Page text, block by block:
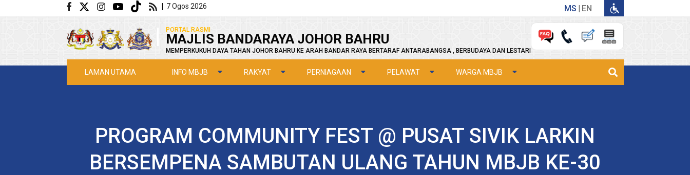
Langkau ke kandungan utama | 7 Ogos 2026 MS EN
PORTAL RASMI
MAJLIS BANDARAYA JOHOR BAHRU
MEMPERKUKUH DAYA TAHAN JOHOR BAHRU KE ARAH BANDAR RAYA BERTARAF ANTARABANGSA , BERBUDAYA DAN LESTARI
LAMAN UTAMA INFO MBJB RAKYAT PERNIAGAAN PELAWAT WARGA MBJB
PROGRAM COMMUNITY FEST @ PUSAT SIVIK LARKIN
BERSEMPENA SAMBUTAN ULANG TAHUN MBJB KE-30